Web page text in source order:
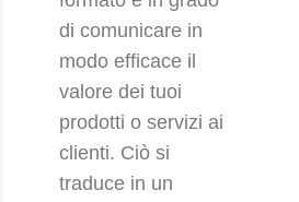
di comunicare in
modo efficace il
valore dei tuoi
prodotti o servizi ai
clienti. Ciò si
traduce in un